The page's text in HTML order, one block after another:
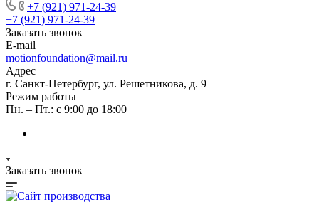
+7 (921) 971-24-39
+7 (921) 971-24-39
Заказать звонок
E-mail
motionfoundation@mail.ru
Адрес
г. Санкт-Петербург, ул. Решетникова, д. 9
Режим работы
Пн. – Пт.: с 9:00 до 18:00
Заказать звонок